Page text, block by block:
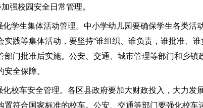
校园安全日常管理。
生集体活动管理。中小学幼儿园要确保学生各类活动
实践等集体活动，要坚持“谁组织、谁负责，谁批准、
部门批准后实施。公安、交通、城市管理等部门和乡
全保障。
车安全管理。各区县政府要加大财政投入，大力发
置符合国家标准的校车。公安、交通等部门要强化校车